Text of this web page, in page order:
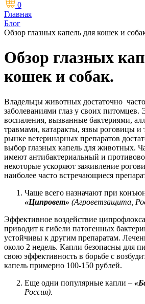
0
Главная
Блог
Обзор глазных капель для кошек и
Обзор глазных
кошек и собак.
Владельцы животных достаточно
заболеваниями глаз у своих питомцев.
воспаления, вызванные бактериями,
травмами, катаракты, язвы роговицы и
рынке ветеринарных препаратов
выбор глазных капель для животных.
имеют антибактериальный и
некоторые ускоряют заживление
наиболее часто встречающиеся
Чаще всего назначают при
«Ципровет» (Агроветзащита,
Эффективное воздействие
приводит к гибели патогенных
устойчивы к другим препаратам.
около 2 недель. Капли безопасны для
свою эффективность в борьбе с
капель примерно 100-150 рублей.
Еще одни популярные капли –
Россия).